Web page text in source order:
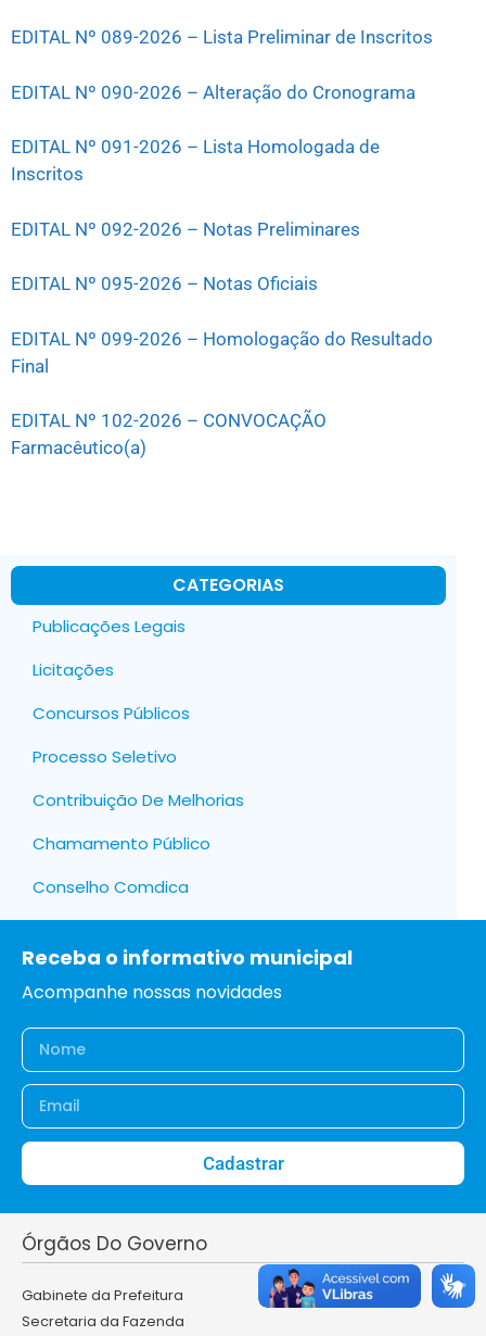
EDITAL Nº 089-2026 – Lista Preliminar de Inscritos
EDITAL Nº 090-2026 – Alteração do Cronograma
EDITAL Nº 091-2026 – Lista Homologada de
Inscritos
EDITAL Nº 092-2026 – Notas Preliminares
EDITAL Nº 095-2026 – Notas Oficiais
EDITAL Nº 099-2026 – Homologação do Resultado
Final
EDITAL Nº 102-2026 – CONVOCAÇÃO
Farmacêutico(a)
CATEGORIAS
Publicações Legais
Licitações
Concursos Públicos
Processo Seletivo
Contribuição De Melhorias
Chamamento Público
Conselho Comdica
Receba o informativo municipal
Acompanhe nossas novidades
Cadastrar
Órgãos Do Governo
Gabinete da Prefeitura
Secretaria da Fazenda